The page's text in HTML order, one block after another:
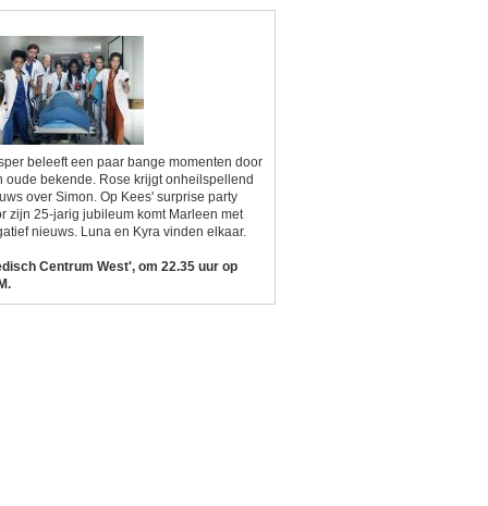
beleeft een paar bange momenten door
oude bekende. Rose krijgt onheilspellend
over Simon. Op Kees' surprise party
zijn 25-jarig jubileum komt Marleen met
nieuws. Luna en Kyra vinden elkaar.
Centrum West', om 22.35 uur op